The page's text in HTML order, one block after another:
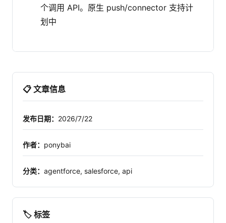
个调用 API。原生 push/connector 支持计
划中
📋 文章信息
发布日期： 2026/7/22
作者： ponybai
分类： agentforce, salesforce, api
🏷️ 标签